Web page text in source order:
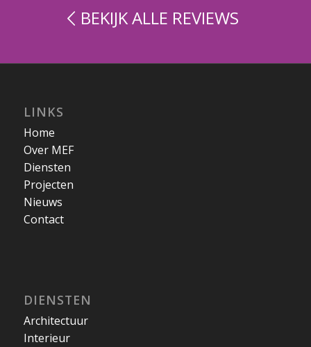
BEKIJK ALLE REVIEWS
LINKS
Home
Over MEF
Diensten
Projecten
Nieuws
Contact
DIENSTEN
Architectuur
Interieur